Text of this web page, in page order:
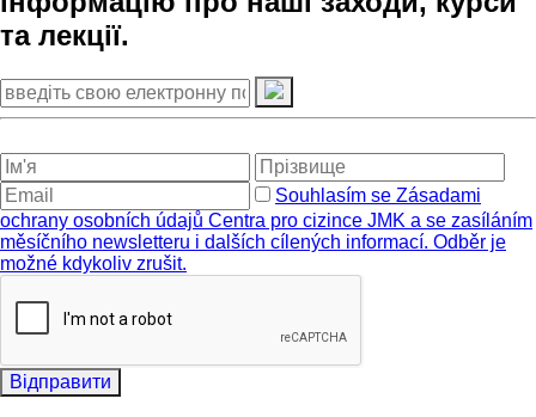
та лекції.
Souhlasím se Zásadami
ochrany osobních údajů Centra pro cizince JMK a se zasíláním
měsíčního newsletteru i dalších cílených informací. Odběr je
možné kdykoliv zrušit.
Відправити